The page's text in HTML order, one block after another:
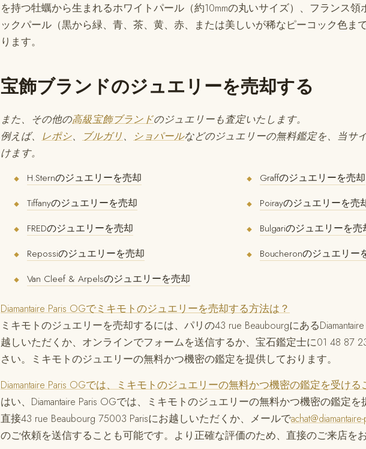
を持つ牡蠣から生まれるホワイトパール（約10mmの丸いサイズ）、フランス領
ックパール（黒から緑、青、茶、黄、赤、または美しいが稀なピーコック色ま
ります。
宝飾ブランドのジュエリーを売却する
また、その他の高級宝飾ブランドのジュエリーも査定いたします。
例えば、 レポシ、 ブルガリ、 ショパールなどのジュエリーの無料鑑定を、当サ
けます。
◆ H.Sternのジュエリーを売却 ◆ Graffのジュエリーを売却
◆ Tiffanyのジュエリーを売却 ◆ Poirayのジュエリーを売
◆ FREDのジュエリーを売却 ◆ Bulgariのジュエリーを売
◆ Repossiのジュエリーを売却 ◆ Boucheronのジュエリー
◆ Van Cleef & Arpelsのジュエリーを売却
Diamantaire Paris OGでミキモトのジュエリーを売却する方法は？
ミキモトのジュエリーを売却するには、パリの43 rue Beaubourgにある
越しいただくか、オンラインでフォームを送信するか、宝石鑑定士に01 48 87
さい。ミキモトのジュエリーの無料かつ機密の鑑定を提供しております。
Diamantaire Paris OGでは、ミキモトのジュエリーの無料かつ機密の鑑定を受け
はい、Diamantaire Paris OGでは、ミキモトのジュエリーの無料かつ機密の鑑定を
直接43 rue Beaubourg 75003 Parisにお越しいただくか、メールで
のご依頼を送信することも可能です。より正確な評価のため、直接のご来店をお